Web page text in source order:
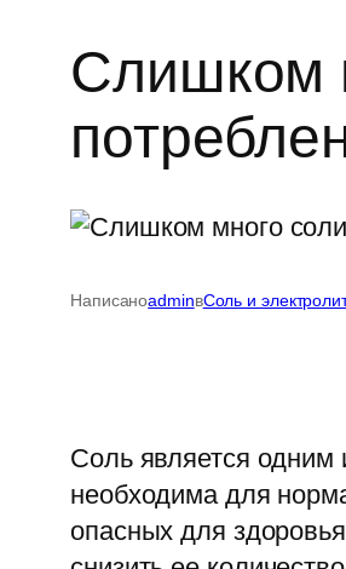
Слишком
НаписаноadminвСоль и
Соль является одним
необходима для
опасных для